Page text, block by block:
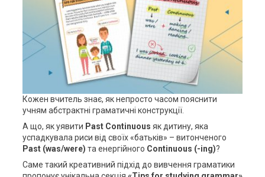
Кожен вчитель знає, як непросто часом пояснити
учням абстрактні граматичні конструкції.
А що, як уявити Past Continuous як дитину, яка
успадкувала риси від своїх «батьків» – витонченого
Past (was/were) та енергійного Continuous (-ing)?
Саме такий креативний підхід до вивчення граматики